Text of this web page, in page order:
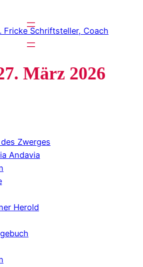
März 2026
Zwerges
Andavia
Herold